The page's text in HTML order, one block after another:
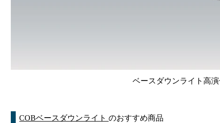
ベースダウンライト高
COBベースダウンライトのおすすめ商品